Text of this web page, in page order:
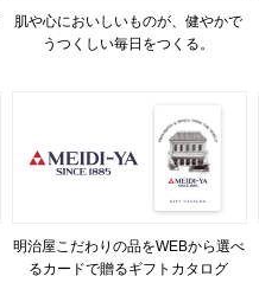
肌や心においしいものが、健やかで
うつくしい毎日をつくる。
明治屋こだわりの品をWEBから選べ
るカードで贈るギフトカタログ